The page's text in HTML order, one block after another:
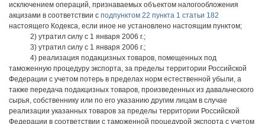
исключением операций, признаваемых объектом налогообложения
акцизами в соответствии с подпунктом 22 пункта 1 статьи 182
настоящего Кодекса, если иное не установлено настоящим пунктом;
2) утратил силу с 1 января 2006 г.;
3) утратил силу с 1 января 2006 г.;
4) реализация подакцизных товаров, помещенных под
таможенную процедуру экспорта, за пределы территории Российской
Федерации с учетом потерь в пределах норм естественной убыли, а
также передача подакцизных товаров, произведенных из давальческого
сырья, собственнику или по его указанию другим лицам в случае
реализации указанных товаров за пределы территории Российской
Федерации в соответствии с таможенной процедурой экспорта с учетом